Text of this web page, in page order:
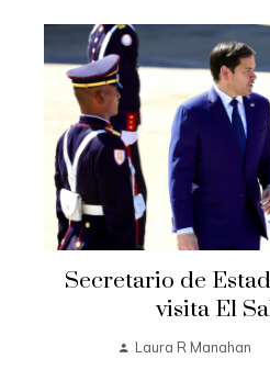
Secretario de
visita El
Laura R Manahan